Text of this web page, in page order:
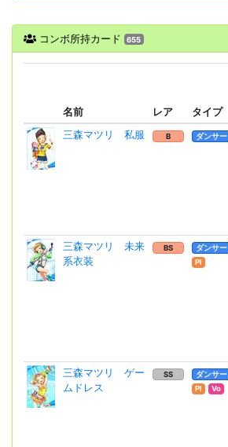
コンボ所持カード 655
名前 レア タイプ
三森マツリ 私服
B ダンサー
三森マツリ 未来
系衣装
BS
ダンサー
Pl
三森マツリ ゲー
ムドレス
SS
ダンサー
Pl
Vo